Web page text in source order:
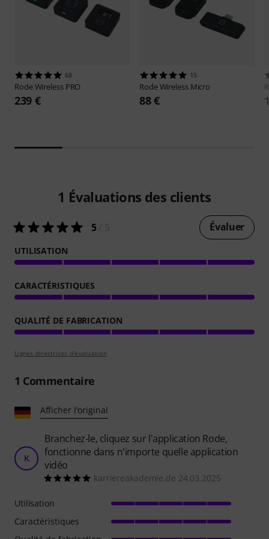
68
RodeWireless PRO
239 €
15
RodeWireless Micro
88 €
1 Évaluations des clients
5/ 5 Évaluer
UTILISATION
CARACTÉRISTIQUES
QUALITÉ DE FABRICATION
Lignes directrices d'évaluation
1 Commentaire
Afficher l'original
K
Branchez-le, cliquez sur l'application Rode,
fonctionne dans n'importe quelle application
vidéo
karriereakademie.de 24.03.2025
Utilisation
Caractéristiques